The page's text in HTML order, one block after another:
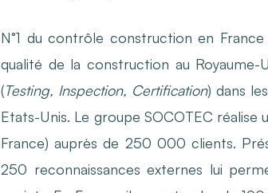
N°1 du contrôle construction en
qualité de la construction au
(Testing, Inspection, Certification) dans
Etats-Unis. Le groupe SOCOTEC réalise
France) auprès de 250 000 clients.
250 reconnaissances externes lui